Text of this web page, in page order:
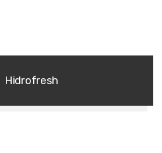
Hidrofresh